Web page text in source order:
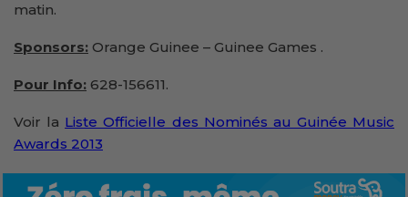
matin.
Sponsors: Orange Guinee – Guinee Games .
Pour Info: 628-156611.
Voir la Liste Officielle des Nominés au Guinée Music
Awards 2013